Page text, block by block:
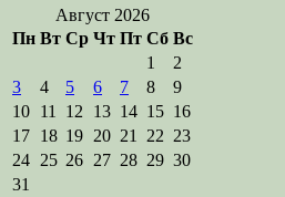
Август 2026
Пн Вт Ср Чт Пт Сб Вс
1
2
3
4 5 6 7 8
9
10 11 12 13 14 15 16
17 18 19 20 21 22 23
24 25 26 27 28 29 30
31